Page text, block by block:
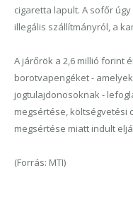
cigaretta lapult. A sofőr
illegális szállítmányról, a
A járőrök a 2,6 millió forint
borotvapengéket -
jogtulajdonosoknak -
megsértése, költségvetési
megsértése miatt indult
(Forrás: MTI)